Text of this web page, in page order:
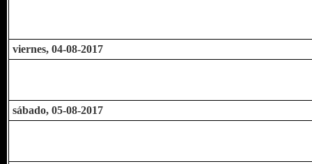
viernes, 04-08-2017
sábado, 05-08-2017